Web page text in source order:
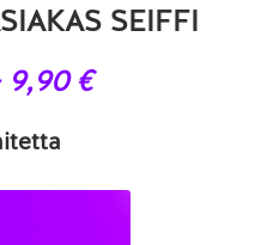
SEIFFI
9,90 €